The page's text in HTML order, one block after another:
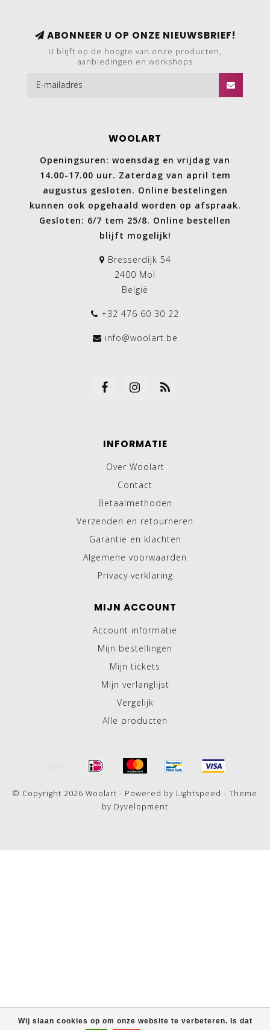
Wij slaan cookies op om onze website te verbeteren. Is dat
ABONNEER U OP ONZE NIEUWSBRIEF!
U blijft op de hoogte van onze producten,
aanbiedingen en workshops
WOOLART
Openingsuren: woensdag en vrijdag van
14.00-17.00 uur. Zaterdag van april tem
augustus gesloten. Online bestelingen
kunnen ook opgehaald worden op afspraak.
Gesloten: 6/7 tem 25/8. Online bestellen
blijft mogelijk!
Bresserdijk 54
2400 Mol
België
+32 476 60 30 22
info@woolart.be
INFORMATIE
Over Woolart
Contact
Betaalmethoden
Verzenden en retourneren
Garantie en klachten
Algemene voorwaarden
Privacy verklaring
MIJN ACCOUNT
Account informatie
Mijn bestellingen
Mijn tickets
Mijn verlanglijst
Vergelijk
Alle producten
© Copyright 2026 Woolart - Powered by Lightspeed - Theme
by Dyvelopment